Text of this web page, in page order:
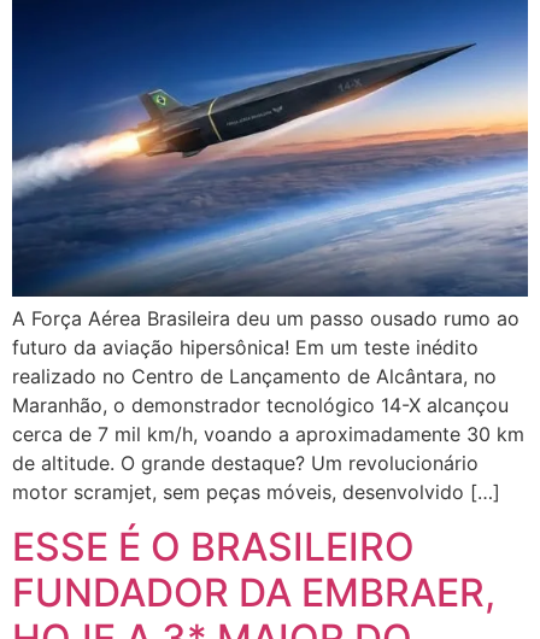
A Força Aérea Brasileira deu um passo ousado rumo ao
futuro da aviação hipersônica! Em um teste inédito
realizado no Centro de Lançamento de Alcântara, no
Maranhão, o demonstrador tecnológico 14-X alcançou
cerca de 7 mil km/h, voando a aproximadamente 30 km
de altitude. O grande destaque? Um revolucionário
motor scramjet, sem peças móveis, desenvolvido […]
ESSE É O BRASILEIRO
FUNDADOR DA EMBRAER,